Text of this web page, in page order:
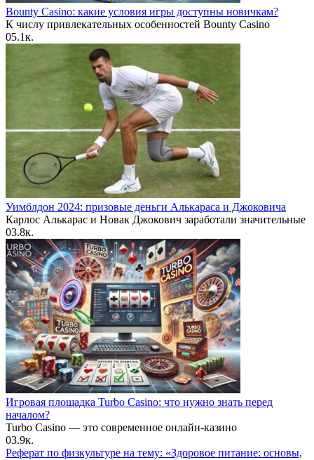
Bounty Casino: какие условия игры доступны новичкам?
К числу привлекательных особенностей Bounty Casino
05.1к.
Уимблдон 2024: призовые деньги Алькараса и Джоковича
Карлос Алькарас и Новак Джокович заработали значительные
03.8к.
Игровая площадка Turbo Casino: что нужно знать перед
началом?
Turbo Casino — это современное онлайн-казино
03.9к.
Реферат по физкультуре на тему: «Здоровое питание: основы,